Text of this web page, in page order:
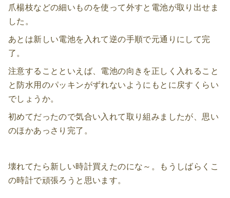
爪楊枝などの細いものを使って外すと電池が取り出せま
した。
あとは新しい電池を入れて逆の手順で元通りにして完
了。
注意することといえば、電池の向きを正しく入れること
と防水用のパッキンがずれないようにもとに戻すくらい
でしょうか。
初めてだったので気合い入れて取り組みましたが、思い
のほかあっさり完了。
壊れてたら新しい時計買えたのにな～。もうしばらくこ
の時計で頑張ろうと思います。